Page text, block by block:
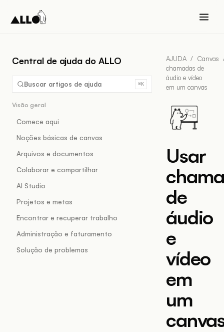
Central de ajuda do ALLO
Buscar artigos de ajuda ⌘K
Visão geral
Comece aqui
Noções básicas de canvas
Arquivos e documentos
Colaborar e compartilhar
AI Studio
Projetos e metas
Encontrar e recuperar trabalho
Administração e faturamento
Solução de problemas
AJUDA / Canvas
chamadas de
áudio e vídeo
em um canvas
Usar
de
áudio
e
vídeo
em
um